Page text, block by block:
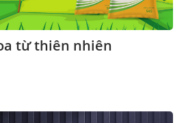
từ thiên nhiên